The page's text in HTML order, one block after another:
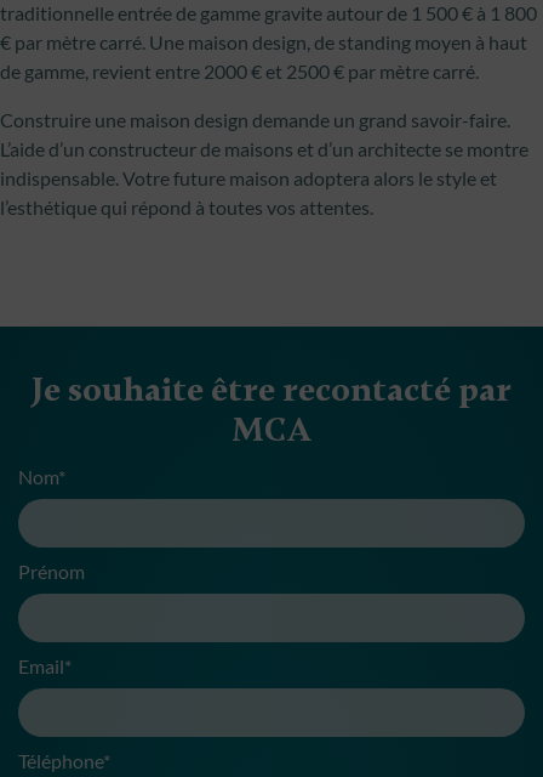
traditionnelle entrée de gamme gravite autour de 1 500 € à 1 800
€ par mètre carré. Une maison design, de standing moyen à haut
de gamme, revient entre 2000 € et 2500 € par mètre carré.
Construire une maison design demande un grand savoir-faire.
L’aide d’un constructeur de maisons et d’un architecte se montre
indispensable. Votre future maison adoptera alors le style et
l’esthétique qui répond à toutes vos attentes.
Je souhaite être recontacté par
MCA
Nom*
Prénom
Email*
Téléphone*